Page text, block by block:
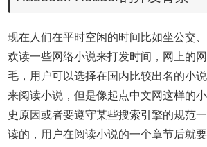
现在人们在平时空闲的时间比如坐公交
欢读一些网络小说来打发时间，网上的
毛，用户可以选择在国内比较出名的小
来阅读小说，但是像起点中文网这样的
史原因或者要遵守某些搜索引擎的规范
读的，用户在阅读小说的一个章节后就